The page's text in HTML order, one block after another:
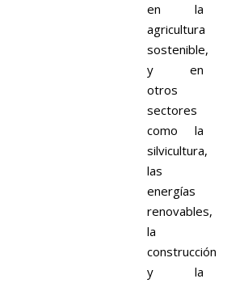
en la
agricultura
sostenible,
y en
otros
sectores
como la
silvicultura,
las
energías
renovables,
la
construcción
y la